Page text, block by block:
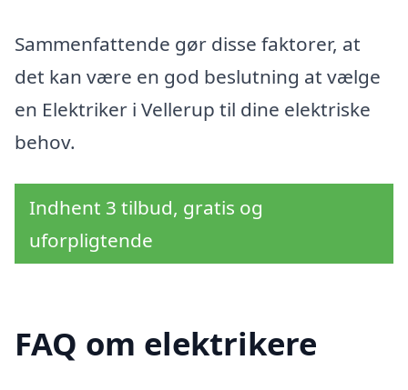
Sammenfattende gør disse faktorer, at
det kan være en god beslutning at vælge
en Elektriker i Vellerup til dine elektriske
behov.
Indhent 3 tilbud, gratis og
uforpligtende
FAQ om elektrikere